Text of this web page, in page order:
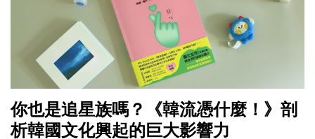
你也是追星族嗎？《韓流憑什麼！》剖
析韓國文化興起的巨大影響力